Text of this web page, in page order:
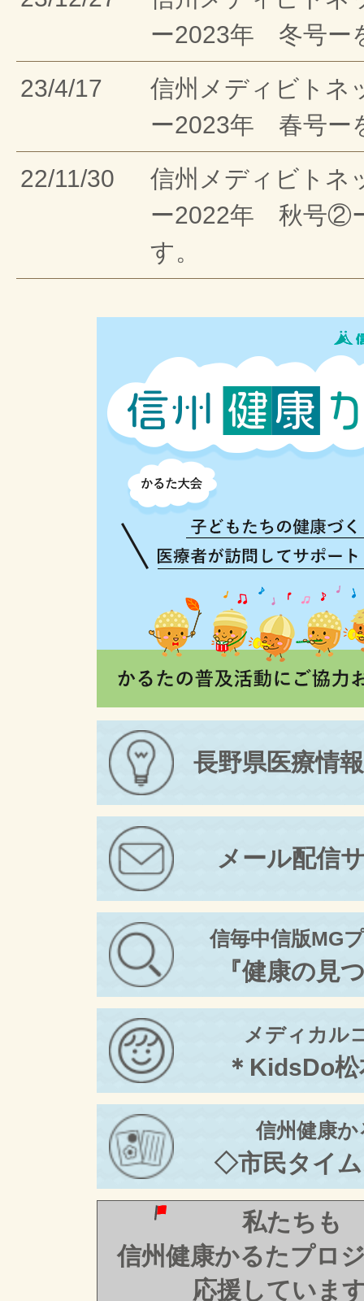
ー2023年 冬号ー
23/4/17
信州メディビトネ
ー2023年 春号ー
22/11/30
信州メディビトネ
ー2022年 秋号②
す。
長野県医療情
メール配信
信毎中信版MG
『健康の見
メディカル
＊KidsDo
信州健康
◇市民タイ
私たちも
信州健康かるたプロ
応援していま